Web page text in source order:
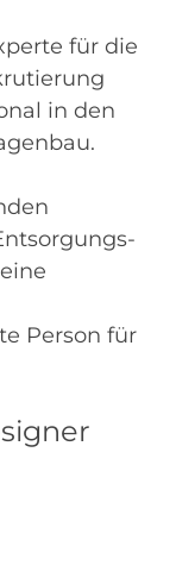
für die
in den
Person für